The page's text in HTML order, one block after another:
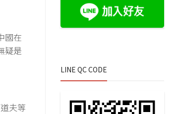
國在
疑是
夫等
LINE QC CODE